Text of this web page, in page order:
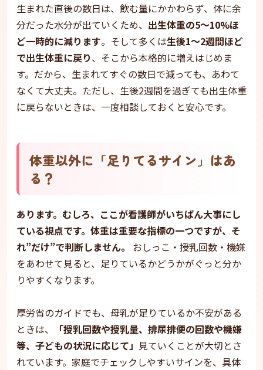
生まれた直後の数日は、飲む量にかかわらず、体に余
分だった水分が出ていくため、 出生体重の5〜10%ほ
ど一時的に減ります。そして多くは生後1〜2週間ほど
で出生体重に戻り、そこから本格的に増えはじめま
す。だから、生まれてすぐの数日で減っても、あわて
なくて大丈夫。ただし、生後2週間を過ぎても出生体重
に戻らないときは、一度相談しておくと安心です。
体重以外に「足りてるサイン」はあ
る？
あります。むしろ、ここが看護師がいちばん大事にし
ている視点です。体重は重要な指標の一つですが、そ
れ”だけ”で判断しません。
おしっこ・授乳回数・機嫌
をあわせて見ると、足りているかどうかがぐっと分か
りやすくなります。
厚労省のガイドでも、母乳が足りているか不安がある
ときは、
「授乳回数や授乳量、排尿排便の回数や機嫌
等、子どもの状況に応じて」 見ていくことが大切とさ
れています。家庭でチェックしやすいサインを、具体